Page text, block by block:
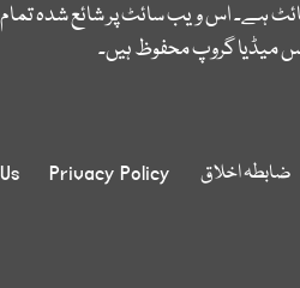
ہے۔ اس ویب سائٹ پر شائع شدہ
میڈیا گروپ محفوظ ہیں۔
ضابطہ اخلاق Privacy Policy